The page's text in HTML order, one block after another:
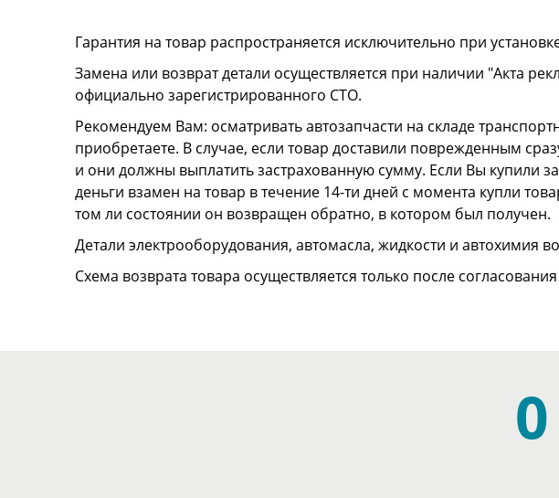
Гарантия на товар распространяется исключительно при
Замена или возврат детали осуществляется при наличии "Акта
официально зарегистрированного СТО.
Рекомендуем Вам: осматривать автозапчасти на складе
приобретаете. В случае, если товар доставили поврежденным
и они должны выплатить застрахованную сумму. Если Вы купили
деньги взамен на товар в течение 14-ти дней с момента купли
том ли состоянии он возвращен обратно, в котором был получен.
Детали электрооборудования, автомасла, жидкости и автохимия
Схема возврата товара осуществляется только после
0